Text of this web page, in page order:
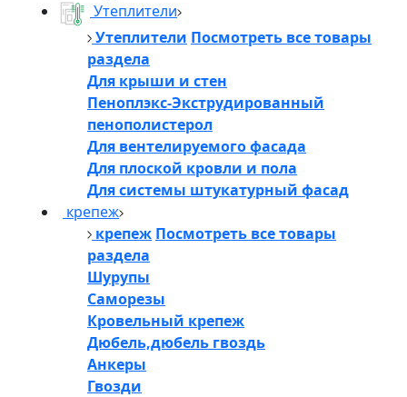
Утеплители
Утеплители Посмотреть все товары
раздела
Для крыши и стен
Пеноплэкс-Экструдированный
пенополистерол
Для вентелируемого фасада
Для плоской кровли и пола
Для системы штукатурный фасад
крепеж
крепеж Посмотреть все товары
раздела
Шурупы
Саморезы
Кровельный крепеж
Дюбель,дюбель гвоздь
Анкеры
Гвозди